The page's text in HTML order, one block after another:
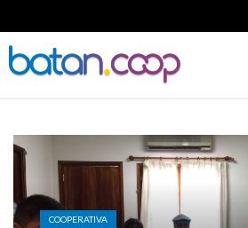
to
content
COOPERATIVA